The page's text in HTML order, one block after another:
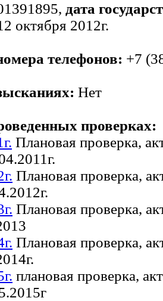
дата
октября 2012г.
телефонов: +7
Нет
проверках:
Плановая проверка,
Плановая проверка,
Плановая проверка,
Плановая проверка,
плановая проверка,